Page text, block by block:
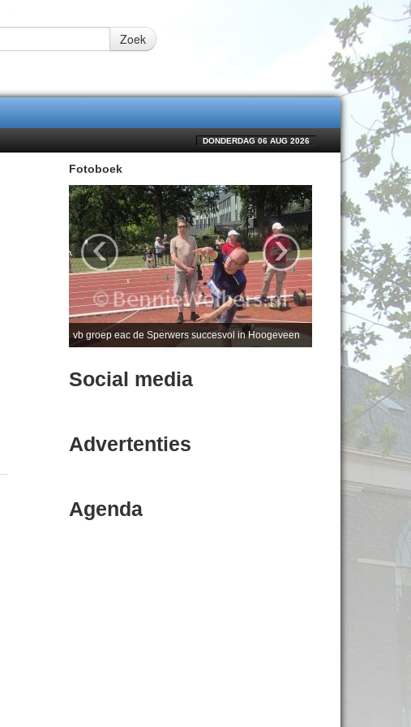
Zoek
DONDERDAG 06 AUG 2026
Fotoboek
vb groep eac de Sperwers succesvol in Hoogeveen
‹ ›
Social media
Advertenties
Agenda